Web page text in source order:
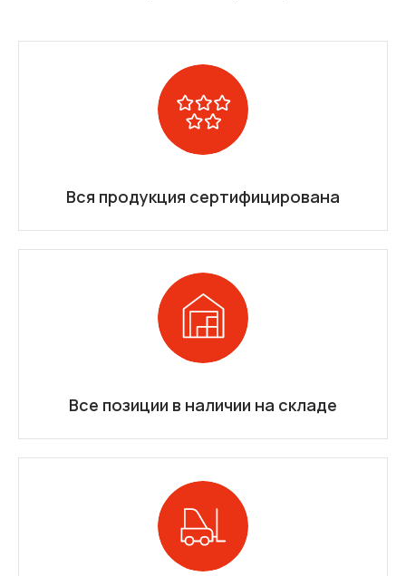
Вся продукция сертифицирована
Все позиции в наличии на складе